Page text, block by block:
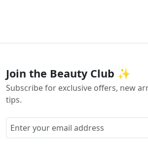
Join the Beauty Club ✨
Subscribe for exclusive offers, new
tips.